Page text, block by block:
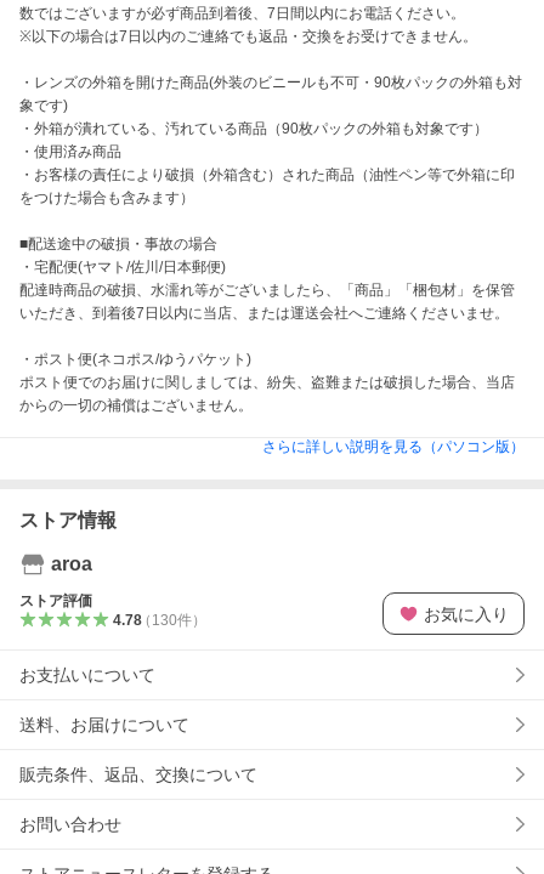
数ではございますが必ず商品到着後、7日間以内にお電話ください。
※以下の場合は7日以内のご連絡でも返品・交換をお受けできません。
・レンズの外箱を開けた商品(外装のビニールも不可・90枚パックの外箱も対
象です)
・外箱が潰れている、汚れている商品（90枚パックの外箱も対象です）
・使用済み商品
・お客様の責任により破損（外箱含む）された商品（油性ペン等で外箱に印
をつけた場合も含みます）
■配送途中の破損・事故の場合
・宅配便(ヤマト/佐川/日本郵便)
配達時商品の破損、水濡れ等がございましたら、「商品」「梱包材」を保管
いただき、到着後7日以内に当店、または運送会社へご連絡くださいませ。
・ポスト便(ネコポス/ゆうパケット)
ポスト便でのお届けに関しましては、紛失、盗難または破損した場合、当店
からの一切の補償はございません。
さらに詳しい説明を見る（パソコン版）
ストア情報
aroa
ストア評価
4.78（ 130件） お気に入り
お支払いについて
送料、お届けについて
販売条件、返品、交換について
お問い合わせ